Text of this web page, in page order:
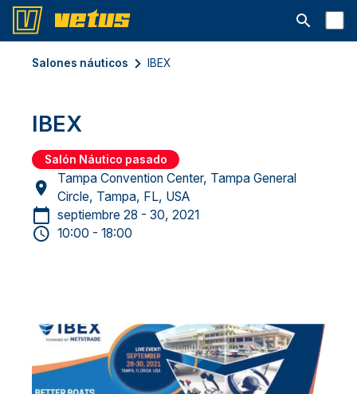
Abrir la
Salones náuticos IBEX
IBEX
Salón Náutico pasado
Tampa Convention Center, Tampa General
Circle, Tampa, FL, USA
septiembre 28 - 30, 2021
10:00 - 18:00